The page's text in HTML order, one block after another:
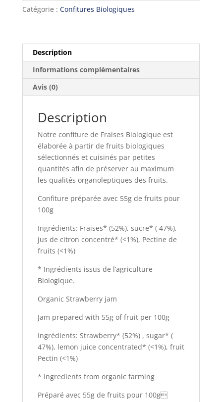
Fraises
Biologique
Catégorie : Confitures Biologiques
Description
Informations complémentaires
Avis (0)
Description
Notre confiture de Fraises Biologique est
élaborée à partir de fruits biologiques
sélectionnés et cuisinés par petites
quantités afin de préserver au maximum
les qualités organoleptiques des fruits.
Confiture préparée avec 55g de fruits pour
100g
Ingrédients: Fraises* (52%), sucre* ( 47%),
jus de citron concentré* (<1%), Pectine de
fruits (<1%)
* Ingrédients issus de l’agriculture
Biologique.
Organic Strawberry jam
Jam prepared with 55g of fruit per 100g
Ingrédients: Strawberry* (52%) , sugar* (
47%), lemon juice concentrated* (<1%), fruit
Pectin (<1%)
* Ingredients from organic farming
Préparé avec 55g de fruits pour 100g